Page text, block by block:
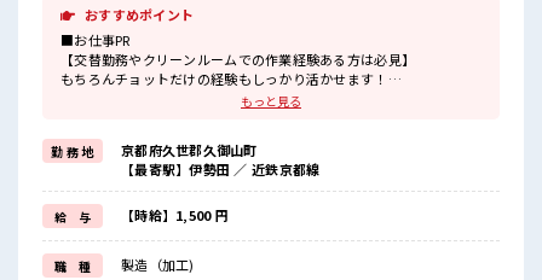
おすすめポイント
■お仕事PR
【交替勤務やクリーンルームでの作業経験ある方は必見】
もちろんチョットだけの経験もしっかり活かせます！
ブランクある方も気軽に応募OK。
職場は、
クリーンルーム内で室内の温度・湿度もキチンと管理されており、
季節に関係なく年間通して働きやすい環境です。
無料の駐車場が完備されているのでマイカー通勤OK！
もちろん通勤交通費支給！
受入れ体制もバッチリ◎気になった方はお気軽にご応募ください
ネ！
もっと見る
勤 務 地
京都府久世郡久御山町
【最寄駅】伊勢田 ／ 近鉄京都線
給 与 【時給】1,500 円
職 種 製造（加工)